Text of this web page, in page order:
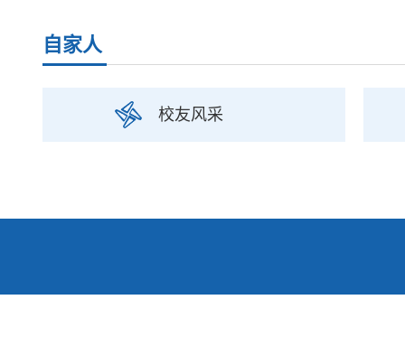
自家人
校友风采